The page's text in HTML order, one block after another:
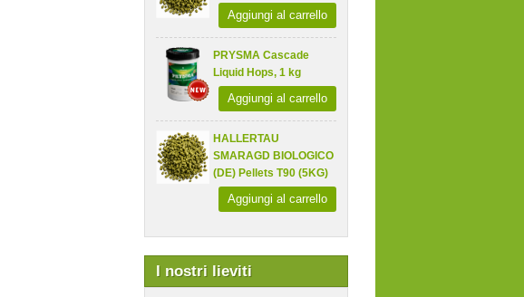
Aggiungi al carrello
PRYSMA Cascade
Liquid Hops, 1 kg
Aggiungi al carrello
HALLERTAU
SMARAGD BIOLOGICO
(DE) Pellets T90 (5KG)
Aggiungi al carrello
I nostri lieviti